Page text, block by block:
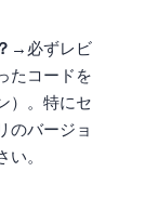
→ 必ずレビ
たコードを
）。特にセ
のバージョ
い。